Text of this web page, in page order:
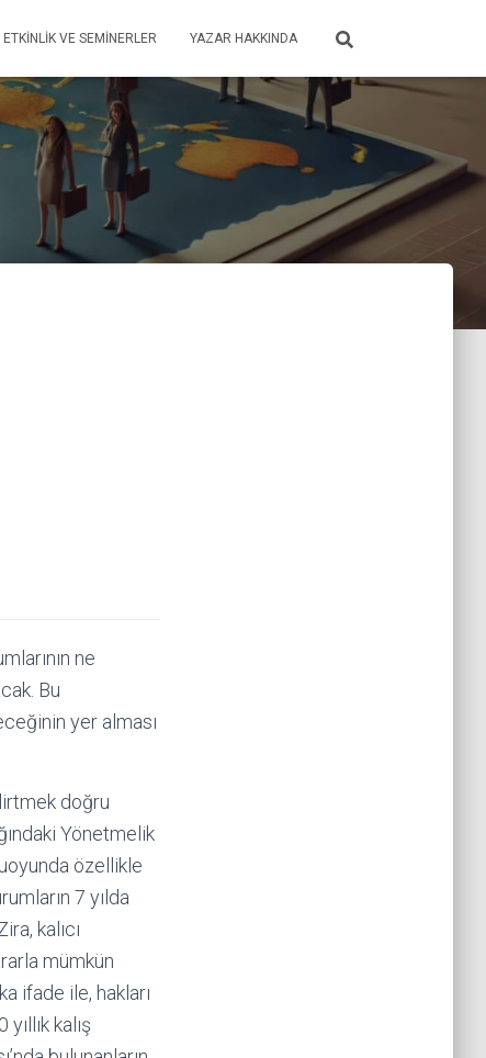
ETKINLIK VE SEMINERLER YAZAR HAKKINDA
ne
Bu
yer alması
doğru
Yönetmelik
özellikle
7 yılda
kalıcı
mümkün
ifade ile, hakları
kalış